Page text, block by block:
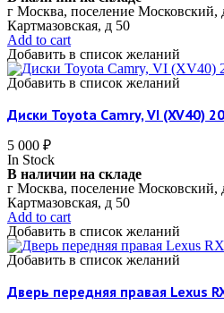
г Москва, поселение Московский,
Картмазовская, д 50
Add to cart
Добавить в список желаний
Добавить в список желаний
Диски Toyota Camry, VI (XV40)
5 000 ₽
In Stock
В наличии на складе
г Москва, поселение Московский,
Картмазовская, д 50
Add to cart
Добавить в список желаний
Добавить в список желаний
Дверь передняя правая Lexus